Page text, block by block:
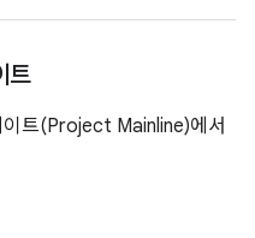
트
트(Project Mainline)에서